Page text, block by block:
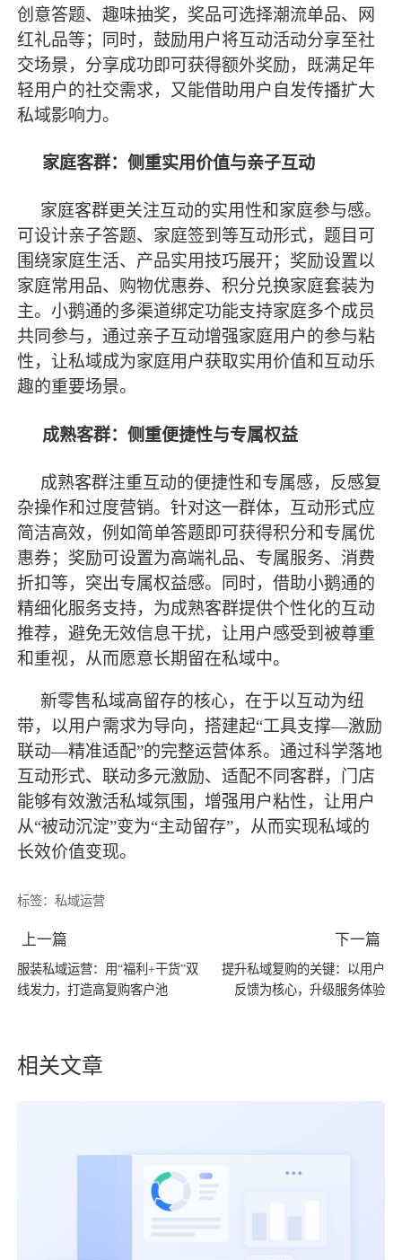
创意答题、趣味抽奖，奖品可选择潮流单品、网
红礼品等；同时，鼓励用户将互动活动分享至社
交场景，分享成功即可获得额外奖励，既满足年
轻用户的社交需求，又能借助用户自发传播扩大
私域影响力。
家庭客群：侧重实用价值与亲子互动
家庭客群更关注互动的实用性和家庭参与感。
可设计亲子答题、家庭签到等互动形式，题目可
围绕家庭生活、产品实用技巧展开；奖励设置以
家庭常用品、购物优惠券、积分兑换家庭套装为
主。小鹅通的多渠道绑定功能支持家庭多个成员
共同参与，通过亲子互动增强家庭用户的参与粘
性，让私域成为家庭用户获取实用价值和互动乐
趣的重要场景。
成熟客群：侧重便捷性与专属权益
成熟客群注重互动的便捷性和专属感，反感复
杂操作和过度营销。针对这一群体，互动形式应
简洁高效，例如简单答题即可获得积分和专属优
惠券；奖励可设置为高端礼品、专属服务、消费
折扣等，突出专属权益感。同时，借助小鹅通的
精细化服务支持，为成熟客群提供个性化的互动
推荐，避免无效信息干扰，让用户感受到被尊重
和重视，从而愿意长期留在私域中。
新零售私域高留存的核心，在于以互动为纽
带，以用户需求为导向，搭建起“工具支撑—激励
联动—精准适配”的完整运营体系。通过科学落地
互动形式、联动多元激励、适配不同客群，门店
能够有效激活私域氛围，增强用户粘性，让用户
从“被动沉淀”变为“主动留存”， 从而实现私域的
长效价值变现。
标签：私域运营
上一篇
服装私域运营：用“福利+干货”双
线发力，打造高复购客户池
下一篇
提升私域复购的关键：以用户
反馈为核心，升级服务体验
相关文章